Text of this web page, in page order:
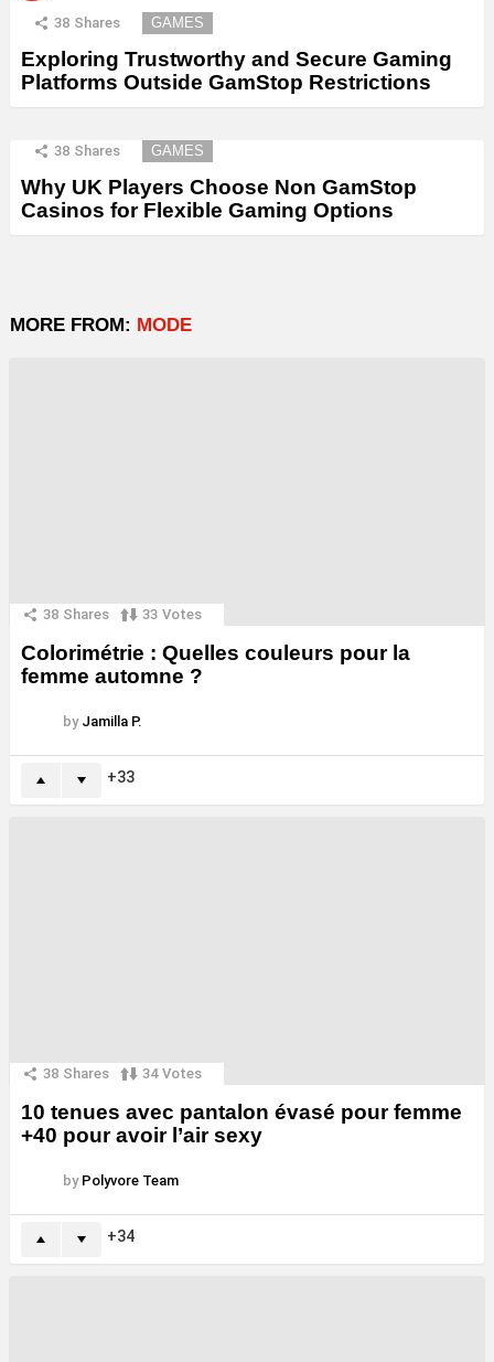
38 Shares GAMES
Exploring Trustworthy and Secure Gaming
Platforms Outside GamStop Restrictions
38 Shares GAMES
Why UK Players Choose Non GamStop
Casinos for Flexible Gaming Options
MORE FROM: MODE
38 Shares 33 Votes
Colorimétrie : Quelles couleurs pour la
femme automne ?
by Jamilla P.
33
38 Shares 34 Votes
10 tenues avec pantalon évasé pour femme
+40 pour avoir l’air sexy
by Polyvore Team
34